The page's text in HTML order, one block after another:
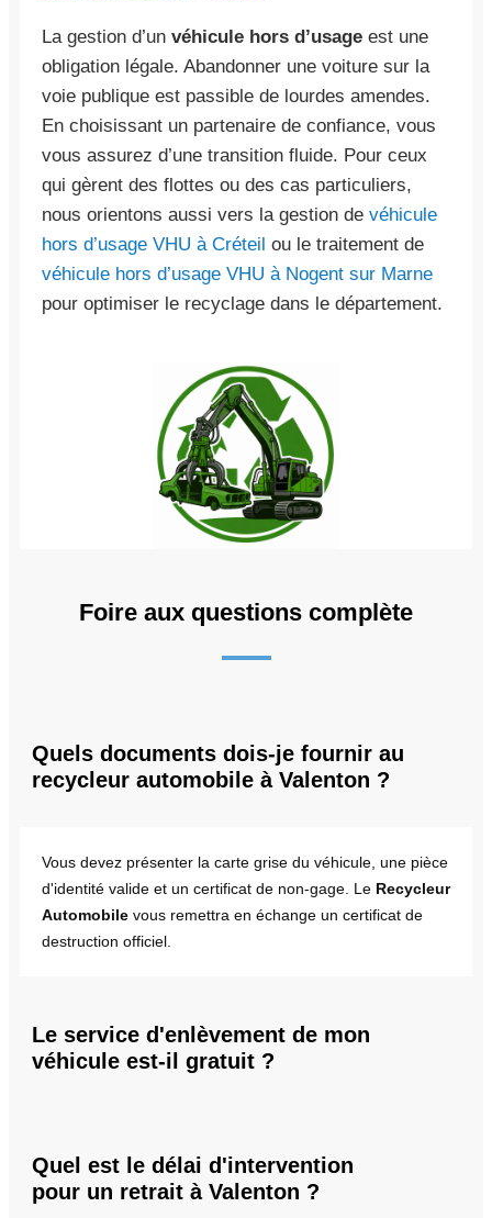
La gestion d’un véhicule hors d’usage est une
obligation légale. Abandonner une voiture sur la
voie publique est passible de lourdes amendes.
En choisissant un partenaire de confiance, vous
vous assurez d’une transition fluide. Pour ceux
qui gèrent des flottes ou des cas particuliers,
nous orientons aussi vers la gestion de véhicule
hors d’usage VHU à Créteil ou le traitement de
véhicule hors d’usage VHU à Nogent sur Marne
pour optimiser le recyclage dans le département.
Foire aux questions complète
Quels documents dois-je fournir au
recycleur automobile à Valenton ?
Vous devez présenter la carte grise du véhicule, une pièce
d'identité valide et un certificat de non-gage. Le Recycleur
Automobile vous remettra en échange un certificat de
destruction officiel.
Le service d'enlèvement de mon
véhicule est-il gratuit ?
Quel est le délai d'intervention
pour un retrait à Valenton ?